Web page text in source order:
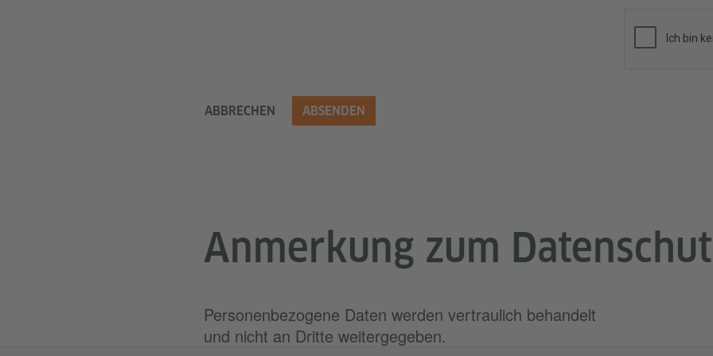
ABBRECHEN ABSENDEN
​Anmerkung zum
Personenbezogene Daten werden vertraulich behandelt
und nicht an Dritte weitergegeben.